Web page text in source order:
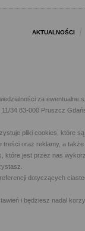
AKTUALNOŚCI
za
34 83-000 Pruszcz
pliki cookies, które
treści oraz reklamy, a
które jest przez nas
dotyczących
i będziesz nadal